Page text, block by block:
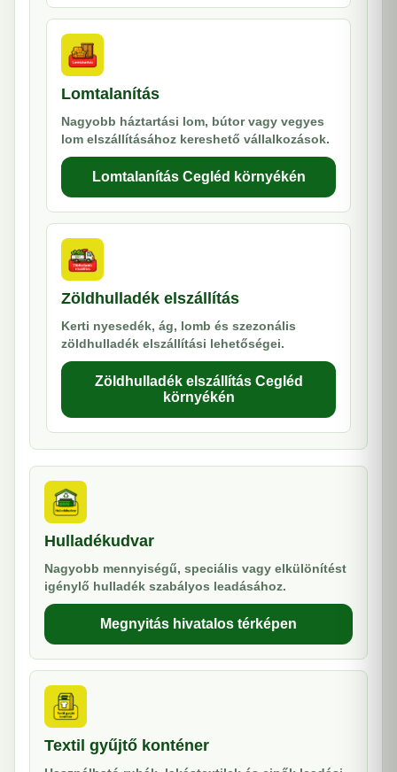
Lomtalanítás
Nagyobb háztartási lom, bútor vagy vegyes
lom elszállításához kereshető vállalkozások.
Lomtalanítás Cegléd környékén
Zöldhulladék elszállítás
Kerti nyesedék, ág, lomb és szezonális
zöldhulladék elszállítási lehetőségei.
Zöldhulladék elszállítás Cegléd
környékén
Hulladékudvar
Nagyobb mennyiségű, speciális vagy elkülönítést
igénylő hulladék szabályos leadásához.
Megnyitás hivatalos térképen
Textil gyűjtő konténer